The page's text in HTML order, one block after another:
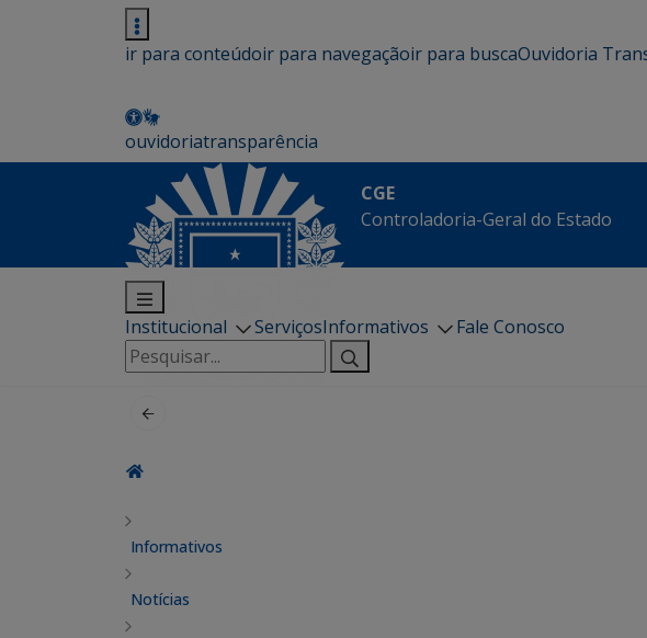
ir para conteúdoir para navegaçãoir para buscaOuvidoria
ouvidoriatransparência
CGE
Controladoria-Geral do Estado
Institucional ServiçosInformativos
Fale Conosco
Pesquisar
por:
Informativos
Notícias